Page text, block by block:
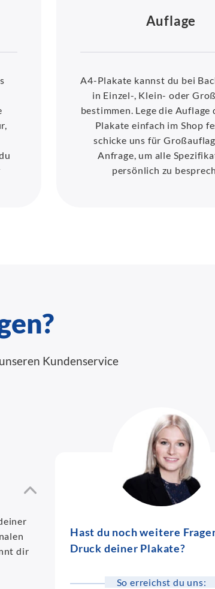
Auflage
A4-Plakate kannst du bei
in Einzel-, Klein- oder
bestimmen. Lege die Auflage
Plakate einfach im Shop
schicke uns für
Anfrage, um alle
persönlich zu
Kundenservice
dir
Hast du noch weitere
Druck deiner Plakate?
So erreichst du uns: